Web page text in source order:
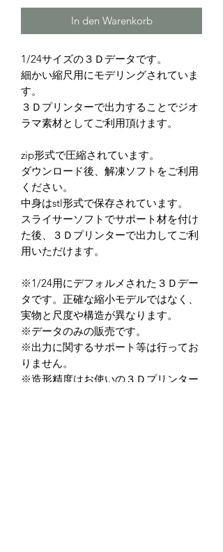
In den Warenkorb
1/24サイズの３Ｄデータです。
細かい縮尺用にモデリングされていま
す。
３Ｄプリンターで出力することでジオ
ラマ素材としてご利用頂けます。
zip形式で圧縮されています。
ダウンロード後、解凍ソフトをご利用
ください。
中身はstl形式で保存されています。
スライサーソフトでサポート材を付け
た後、３Ｄプリンターで出力してご利
用いただけます。
※1/24用にデフォルメされた３Ｄデー
タです。正確な縮小モデルではなく、
実物と尺度や構造が異なります。
※データのみの販売です。
※出力に関するサポート等は行ってお
りません。
※造形精度はお使いの３Ｄプリンター